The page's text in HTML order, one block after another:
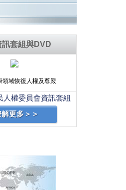
訊套組與DVD
領域恢復人權及尊嚴
人權委員會資訊套組
更多＞＞